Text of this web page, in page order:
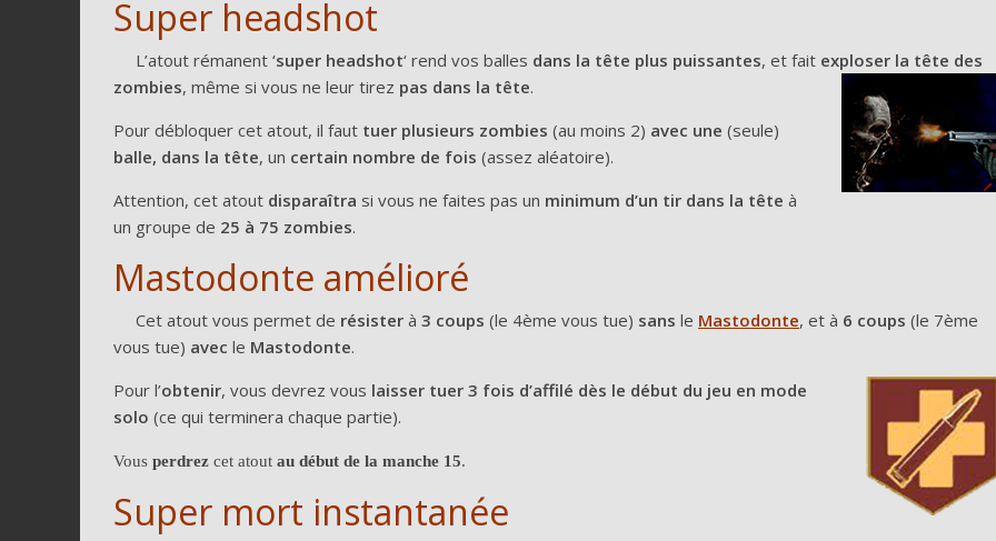
Super headshot
L’atout rémanent ‘super headshot‘ rend vos balles dans la tête plus puissantes, et fait exploser la tête des
zombies, même si vous ne leur tirez pas dans la tête.
Pour débloquer cet atout, il faut tuer plusieurs zombies (au moins 2) avec une (seule)
balle, dans la tête, un certain nombre de fois (assez aléatoire).
Attention, cet atout disparaîtra si vous ne faites pas un minimum d’un tir dans la tête à
un groupe de 25 à 75 zombies.
Mastodonte amélioré
Cet atout vous permet de résister à 3 coups (le 4ème vous tue) sans le Mastodonte, et à 6 coups (le 7ème
vous tue) avec le Mastodonte.
Pour l’obtenir, vous devrez vous laisser tuer 3 fois d’affilé dès le début du jeu en mode
solo (ce qui terminera chaque partie).
Vous perdrez cet atout au début de la manche 15.
Super mort instantanée